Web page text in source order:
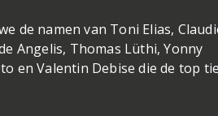
de namen van Toni Elias,
Angelis, Thomas Lüthi, Yonny
en Valentin Debise die de top